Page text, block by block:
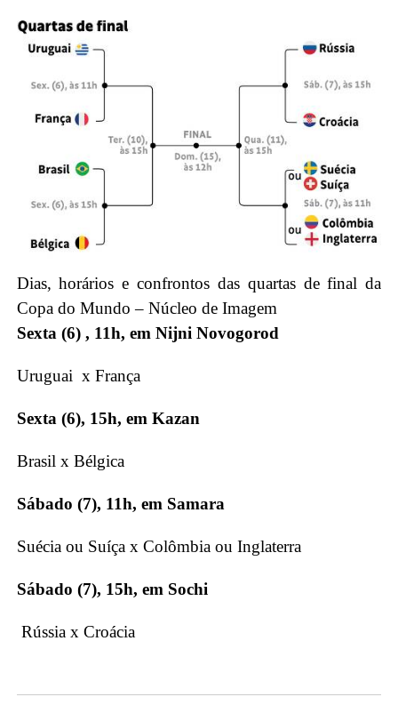
Dias, horários e confrontos das quartas de final da
Copa do Mundo – Núcleo de Imagem
Sexta (6) , 11h, em Nijni Novogorod
Uruguai x França
Sexta (6), 15h, em Kazan
Brasil x Bélgica
Sábado (7), 11h, em Samara
Suécia ou Suíça x Colômbia ou Inglaterra
Sábado (7), 15h, em Sochi
Rússia x Croácia